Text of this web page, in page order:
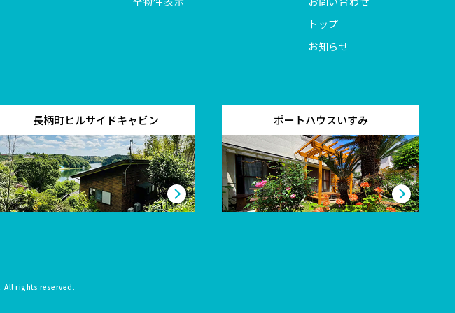
トップ
お知らせ
長柄町ヒルサイドキャビン ポートハウスいすみ
. All rights reserved.